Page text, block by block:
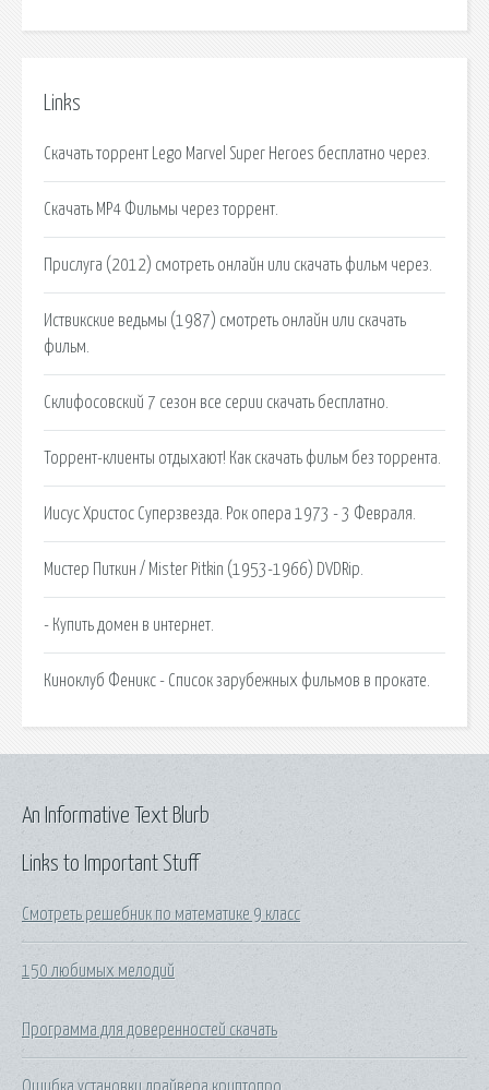
Links
Скачать торрент Lego Marvel Super Heroes бесплатно через.
Скачать MP4 Фильмы через торрент.
Прислуга (2012) смотреть онлайн или скачать фильм через.
Иствикские ведьмы (1987) смотреть онлайн или скачать
фильм.
Склифосовский 7 сезон все серии скачать бесплатно.
Торрент-клиенты отдыхают! Как скачать фильм без торрента.
Иисус Христос Суперзвезда. Рок опера 1973 - 3 Февраля.
Мистер Питкин / Mister Pitkin (1953-1966) DVDRip.
- Купить домен в интернет.
Киноклуб Феникс - Список зарубежных фильмов в прокате.
Links to Important Stuff
Смотреть решебник по математике 9 класс
150 любимых мелодий
Программа для доверенностей скачать
Ошибка установки драйвера криптопро
An Informative Text Blurb